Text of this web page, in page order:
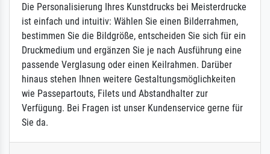
Die Personalisierung Ihres Kunstdrucks bei Meisterdrucke
ist einfach und intuitiv: Wählen Sie einen Bilderrahmen,
bestimmen Sie die Bildgröße, entscheiden Sie sich für ein
Druckmedium und ergänzen Sie je nach Ausführung eine
passende Verglasung oder einen Keilrahmen. Darüber
hinaus stehen Ihnen weitere Gestaltungsmöglichkeiten
wie Passepartouts, Filets und Abstandhalter zur
Verfügung. Bei Fragen ist unser Kundenservice gerne für
Sie da.